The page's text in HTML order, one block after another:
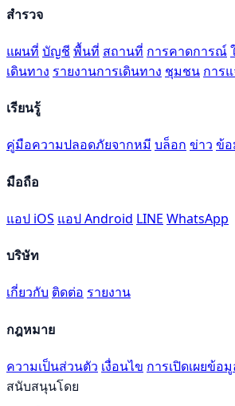
สำรวจ
แผนที่ บัญชี พื้นที่ สถานที่ การคาดการณ์
เดินทาง รายงานการเดินทาง ชุมชน การ
เรียนรู้
คู่มือความปลอดภัยจากหมี บล็อก ข่าว ข้
มือถือ
แอป iOS แอป Android LINE WhatsApp
บริษัท
เกี่ยวกับ ติดต่อ รายงาน
กฎหมาย
ความเป็นส่วนตัว เงื่อนไข การเปิดเผยข้อ
สนับสนุนโดย